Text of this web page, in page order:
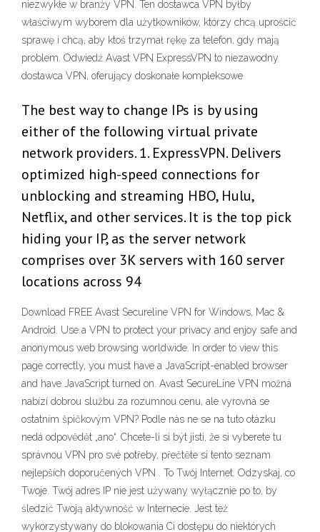
niezwykłe w branży VPN. Ten dostawca VPN byłby
właściwym wyborem dla użytkowników, którzy chcą uprościć
sprawę i chcą, aby ktoś trzymał rękę za telefon, gdy mają
problem. Odwiedź Avast VPN ExpressVPN to niezawodny
dostawca VPN, oferujący doskonałe kompleksowe
The best way to change IPs is by using
either of the following virtual private
network providers. 1. ExpressVPN. Delivers
optimized high-speed connections for
unblocking and streaming HBO, Hulu,
Netflix, and other services. It is the top pick
hiding your IP, as the server network
comprises over 3K servers with 160 server
locations across 94
Download FREE Avast Secureline VPN for Windows, Mac &
Android. Use a VPN to protect your privacy and enjoy safe and
anonymous web browsing worldwide. In order to view this
page correctly, you must have a JavaScript-enabled browser
and have JavaScript turned on. Avast SecureLine VPN možná
nabízí dobrou službu za rozumnou cenu, ale vyrovná se
ostatním špičkovým VPN? Podle nás ne se na tuto otázku
nedá odpovědět „ano“. Chcete-li si být jisti, že si vyberete tu
správnou VPN pro své potřeby, přečtěte si tento seznam
nejlepších doporučených VPN . To Twój Internet. Odzyskaj, co
Twoje. Twój adres IP nie jest używany wyłącznie po to, by
śledzić Twoją aktywność w Internecie. Jest też
wykorzystywany do blokowania Ci dostępu do niektórych